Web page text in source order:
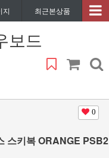
지 최근본상품
보드
0
스키복 ORANGE PSB2